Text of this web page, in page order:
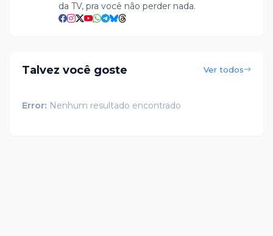
da TV, pra você não perder nada.
Talvez você goste Ver todos
Error: Nenhum resultado encontrado